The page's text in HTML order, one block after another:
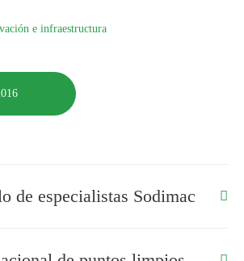
e infraestructura
de especialistas Sodimac